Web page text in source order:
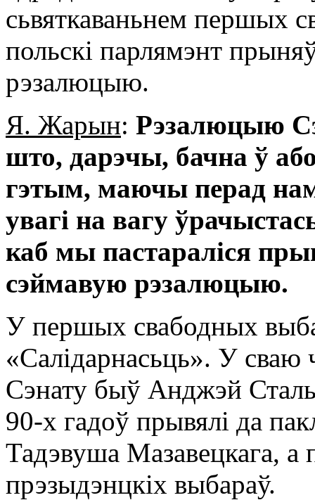
сьвяткаваньнем першых
польскі парлямэнт
рэзалюцыю.
Я. Жарын: Рэзалюцыю
што, дарэчы, бачна ў
гэтым, маючы перад
увагі на вагу
каб мы пастараліся
сэймавую рэзалюцыю.
У першых свабодных
«Салідарнасьць». У
Сэнату быў Анджэй
90-х гадоў прывялі да
Тадэвуша Мазавецкага, а
прэзыдэнцкіх выбараў.